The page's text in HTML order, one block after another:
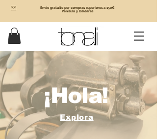
Envío gratuito por compras superiores a 150€
Penísula y Baleares
¡Hola!
Explora